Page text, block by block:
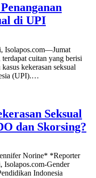
di UPI
Isolapos.com—Jumat
cuitan yang berisi
kekerasan seksual
(UPI).…
Seksual
dan Skorsing?
Norine* *Reporter
Gender
Indonesia